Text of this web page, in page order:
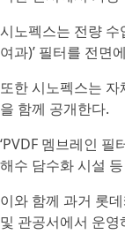
시노펙스는 전량 수
여과)’ 필터를 전면
또한 시노펙스는
을 함께 공개한다.
‘PVDF 멤브레인
해수 담수화 시설
이와 함께 과거 롯
및 관공서에서 운영